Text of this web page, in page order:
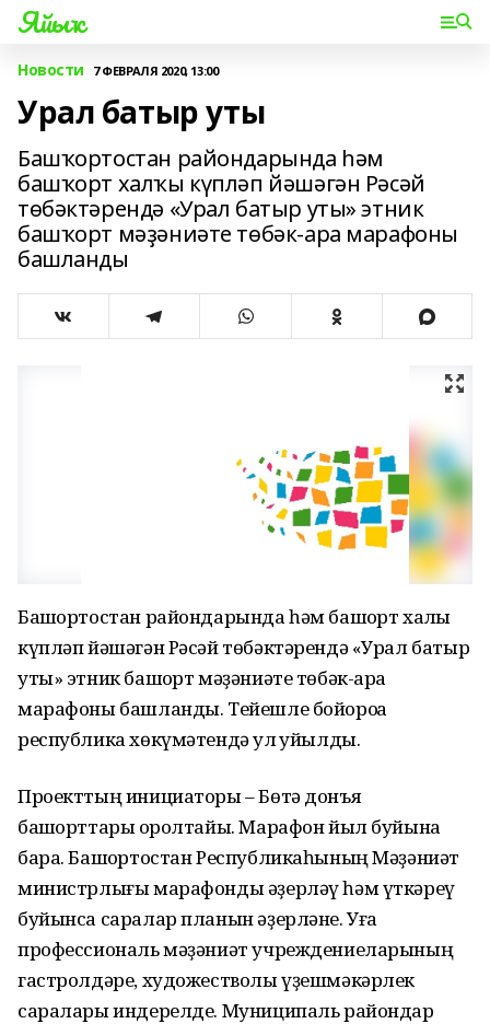
Яйыҡ
Новости 7 ФЕВРАЛЯ 2020, 13:00
Урал батыр уты
Башҡортостан райондарында һәм
башҡорт халҡы күпләп йәшәгән Рәсәй
төбәктәрендә «Урал батыр уты» этник
башҡорт мәҙәниәте төбәк-ара марафоны
башланды
Башҡортостан райондарында һәм башҡорт халҡы
күпләп йәшәгән Рәсәй төбәктәрендә «Урал батыр
уты» этник башҡорт мәҙәниәте төбәк-ара
марафоны башланды. Тейешле бойороҡҡа
республика хөкүмәтендә ҡул ҡуйылды.
Проекттың инициаторы – Бөтә донъя
башҡорттары ҡоролтайы. Марафон йыл буйына
бара. Башҡортостан Республикаһының Мәҙәниәт
министрлығы марафонды әҙерләү һәм үткәреү
буйынса саралар планын әҙерләне. Уға
профессиональ мәҙәниәт учреждениеларының
гастролдәре, художестволы үҙешмәкәрлек
саралары индерелде. Муниципаль райондар